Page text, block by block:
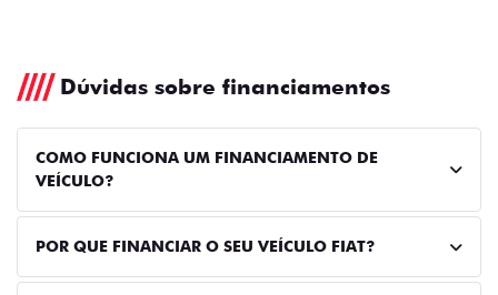
Dúvidas sobre financiamentos
COMO FUNCIONA UM FINANCIAMENTO DE
VEÍCULO?
POR QUE FINANCIAR O SEU VEÍCULO FIAT?